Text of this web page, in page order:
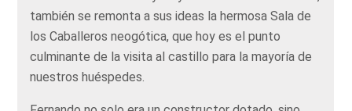
también se remonta a sus ideas la hermosa Sala de
los Caballeros neogótica, que hoy es el punto
culminante de la visita al castillo para la mayoría de
nuestros huéspedes.